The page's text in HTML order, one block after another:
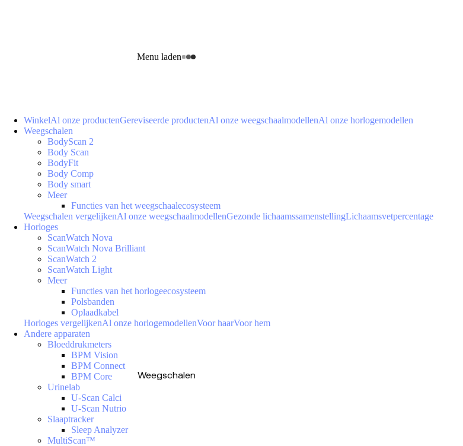
Menu laden
Weegschalen
WinkelAl onze productenGereviseerde productenAl onze weegschaalmodellenAl onze horlogemodellen
Weegschalen
BodyScan 2
Body Scan
BodyFit
Body Comp
Body smart
Meer
Functies van het weegschaalecosysteem
Weegschalen vergelijkenAl onze weegschaalmodellenGezonde lichaamssamenstellingLichaamsvetpercentage
Horloges
ScanWatch Nova
ScanWatch Nova Brilliant
ScanWatch 2
ScanWatch Light
Meer
Functies van het horlogeecosysteem
Polsbanden
Oplaadkabel
Horloges vergelijkenAl onze horlogemodellenVoor haarVoor hem
Andere apparaten
Bloeddrukmeters
BPM Vision
BPM Connect
BPM Core
Urinelab
U-Scan Calci
U-Scan Nutrio
Slaaptracker
Sleep Analyzer
MultiScan™